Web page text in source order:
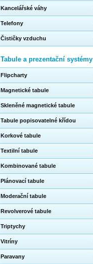
Kancelářské váhy
Telefony
Čističky vzduchu
Tabule a prezentační systémy
Flipcharty
Magnetické tabule
Skleněné magnetické tabule
Tabule popisovatelné křídou
Korkové tabule
Textilní tabule
Kombinované tabule
Plánovací tabule
Moderační tabule
Revolverové tabule
Triptychy
Vitríny
Paravany